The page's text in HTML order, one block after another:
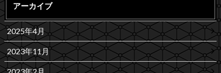
アーカイブ
2025年4月
2023年11月